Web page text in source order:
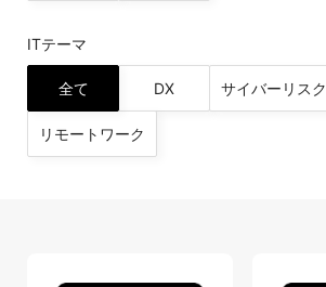
ITテーマ
全て DX サイバーリスク
リモートワーク